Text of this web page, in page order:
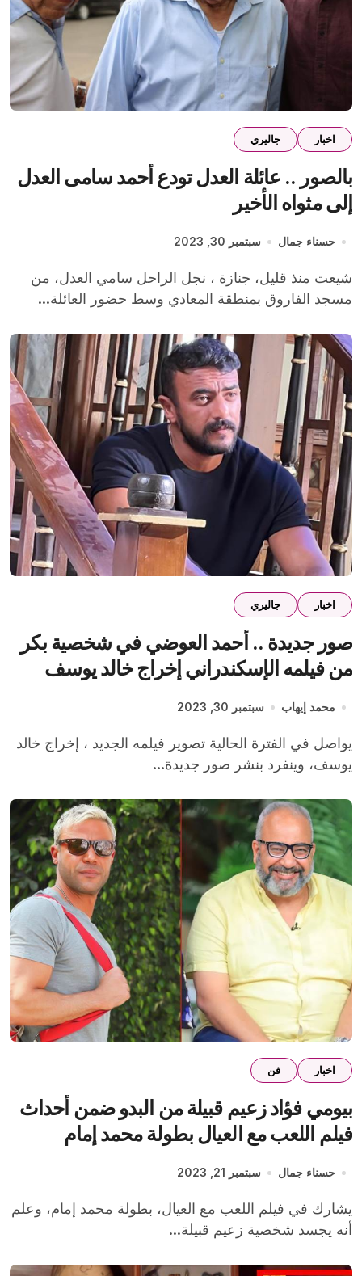
اخبار جاليري
بالصور .. عائلة العدل تودع أحمد سامى العدل
إلى مثواه الأخير
حسناء جمال سبتمبر 30, 2023
شيعت منذ قليل، جنازة ، نجل الراحل سامي العدل، من
مسجد الفاروق بمنطقة المعادي وسط حضور العائلة...
اخبار جاليري
صور جديدة .. أحمد العوضي في شخصية بكر
من فيلمه الإسكندراني إخراج خالد يوسف
محمد إيهاب سبتمبر 30, 2023
يواصل في الفترة الحالية تصوير فيلمه الجديد ، إخراج خالد
يوسف، وينفرد بنشر صور جديدة...
اخبار فن
بيومي فؤاد زعيم قبيلة من البدو ضمن أحداث
فيلم اللعب مع العيال بطولة محمد إمام
حسناء جمال سبتمبر 21, 2023
يشارك في فيلم اللعب مع العيال، بطولة محمد إمام، وعلم
أنه يجسد شخصية زعيم قبيلة...